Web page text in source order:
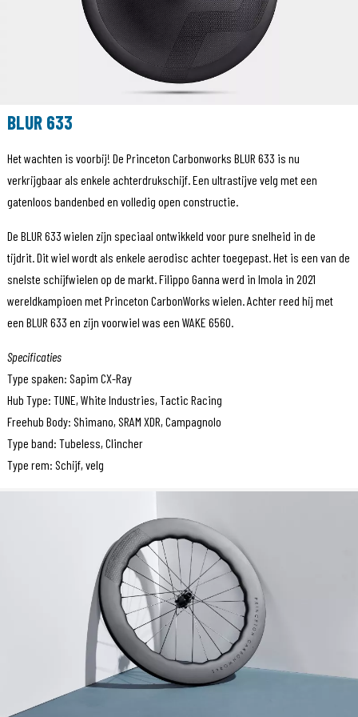
BLUR 633
Het wachten is voorbij! De Princeton Carbonworks BLUR 633 is nu
verkrijgbaar als enkele achterdrukschijf. Een ultrastijve velg met een
gatenloos bandenbed en volledig open constructie.
De BLUR 633 wielen zijn speciaal ontwikkeld voor pure snelheid in de
tijdrit. Dit wiel wordt als enkele aerodisc achter toegepast. Het is een van de
snelste schijfwielen op de markt. Filippo Ganna werd in Imola in 2021
wereldkampioen met Princeton CarbonWorks wielen. Achter reed hij met
een BLUR 633 en zijn voorwiel was een WAKE 6560.
Specificaties
Type spaken: Sapim CX-Ray
Hub Type: TUNE, White Industries, Tactic Racing
Freehub Body: Shimano, SRAM XDR, Campagnolo
Type band: Tubeless, Clincher
Type rem: Schijf, velg